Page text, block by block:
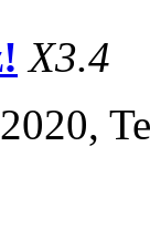
X3.4